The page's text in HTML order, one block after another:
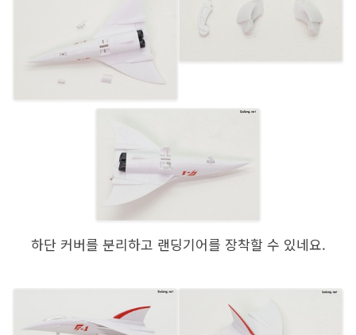
하단 커버를 분리하고 랜딩기어를 장착할 수 있네요.